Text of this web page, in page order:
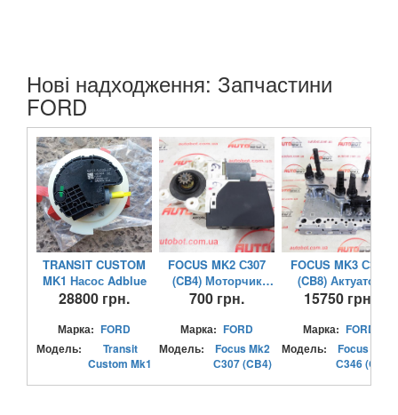
Нові надходження: Запчастини
FORD
TRANSIT CUSTOM
MK1 Насос Adblue
28800 грн.
Марка: FORD
Модель:
Transit
Custom Mk1
FOCUS MK2 С307
(CB4) Моторчик
склопідіймача
700 грн.
Марка: FORD
Модель:
Focus Mk2
С307 (CB4)
FOCUS MK3 С346
(CB8) Актуатор
коробки АКПП
15750 грн.
Марка: FORD
Модель:
Focus Mk3
С346 (CB8)